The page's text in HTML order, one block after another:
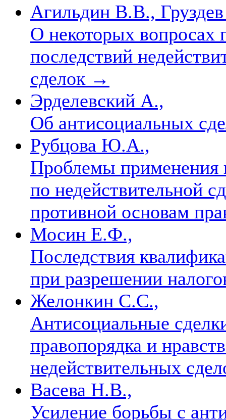
Агильдин В.В.,
О некоторых вопросах
последствий
сделок →
Эрделевский А.,
Об антисоциальных
Рубцова Ю.А.,
Проблемы применения
по недействительной
противной основам
Мосин Е.Ф.,
Последствия
при разрешении
Желонкин С.С.,
Антисоциальные
правопорядка и
недействительных
Васева Н.В.,
Усиление борьбы с